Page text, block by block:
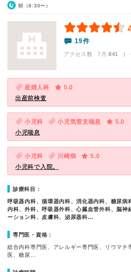
朝（8:30〜）
19件
アクセス数 7月:841 | 6
産婦人科
5.0
出産前検査
小児科 小児気管支喘息
5.0
小児喘息
小児科 川崎病
5.0
小児科で入院。
診療科目：
呼吸器内科、循環器内科、消化器内科、糖尿病
内科、外科、呼吸器外科、心臓血管外科、脳神
ーション科、皮膚科、泌尿器科…
専門医・資格：
総合内科専門医、アレルギー専門医、リウマチ
医、糖尿…